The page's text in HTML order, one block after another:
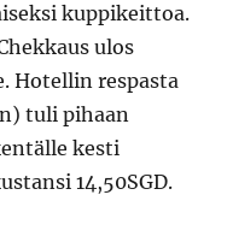
kuppikeittoa.
ulos
Hotellin respasta
tuli pihaan
kesti
14,50SGD.